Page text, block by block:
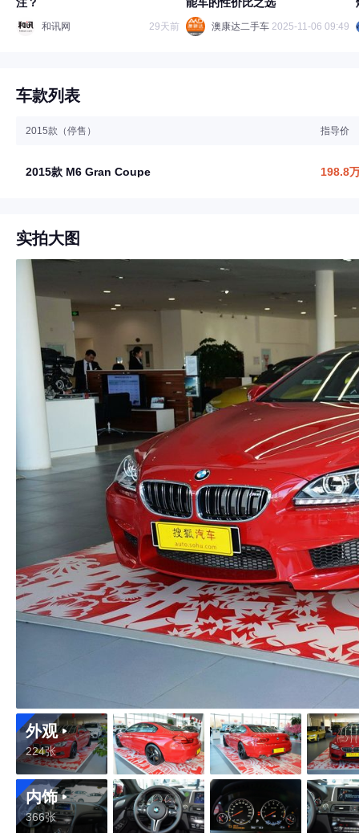
和讯网 29天前 澳康达二手车 2025-11-06 09:49
车款列表
2015款（停售） 指导价
2015款 M6 Gran Coupe 198.8
实拍大图
外观
224张
内饰
366张